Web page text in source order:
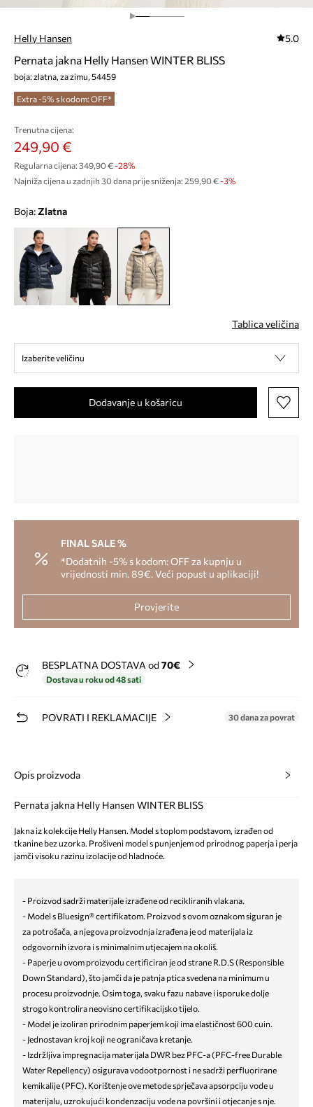
Helly Hansen 5.0
Pernata jakna Helly Hansen WINTER BLISS
boja: zlatna, za zimu, 54459
Extra -5% s kodom: OFF*
Trenutna cijena:
249,90 €
Regularna cijena: 349,90 €-28%
Najniža cijena u zadnjih 30 dana prije sniženja: 259,90 € -3%
Boja: zlatna
Tablica veličina
Izaberite veličinu
Dodavanje u košaricu
FINAL SALE %
*Dodatnih -5% s kodom: OFF za kupnju u
vrijednosti min. 89€. Veći popust u aplikaciji!
Provjerite
BESPLATNA DOSTAVA od 70€
Dostava u roku od 48 sati
POVRATI I REKLAMACIJE 30 dana za povrat
Opis proizvoda
Pernata jakna Helly Hansen WINTER BLISS
Jakna iz kolekcije Helly Hansen. Model s toplom podstavom, izrađen od
tkanine bez uzorka. Prošiveni model s punjenjem od prirodnog paperja i perja
jamči visoku razinu izolacije od hladnoće.
- Proizvod sadrži materijale izrađene od recikliranih vlakana.
- Model s Bluesign® certifikatom. Proizvod s ovom oznakom siguran je
za potrošača, a njegova proizvodnja izrađena je od materijala iz
odgovornih izvora i s minimalnim utjecajem na okoliš.
- Paperje u ovom proizvodu certificiran je od strane R.D.S (Responsible
Down Standard), što jamči da je patnja ptica svedena na minimum u
procesu proizvodnje. Osim toga, svaku fazu nabave i isporuke dolje
strogo kontrolira neovisno certifikacijsko tijelo.
- Model je izoliran prirodnim paperjem koji ima elastičnost 600 cuin.
- Jednostavan kroj koji ne ograničava kretanje.
- Izdržljiva impregnacija materijala DWR bez PFC-a (PFC-free Durable
Water Repellency) osigurava vodootpornost i ne sadrži perfluorirane
kemikalije (PFC). Korištenje ove metode sprječava apsorpciju vode u
materijalu, uzrokujući kondenzaciju vode na površini i otjecanje s nje.